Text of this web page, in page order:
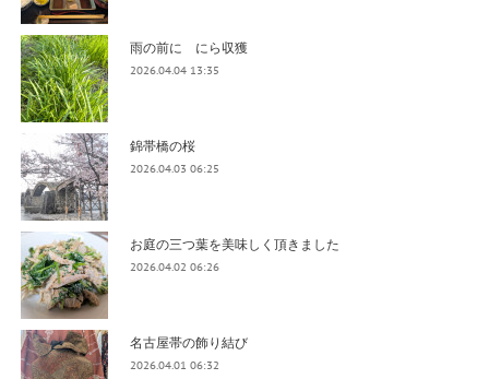
雨の前に にら収獲
2026.04.04 13:35
錦帯橋の桜
2026.04.03 06:25
お庭の三つ葉を美味しく頂きました
2026.04.02 06:26
名古屋帯の飾り結び
2026.04.01 06:32